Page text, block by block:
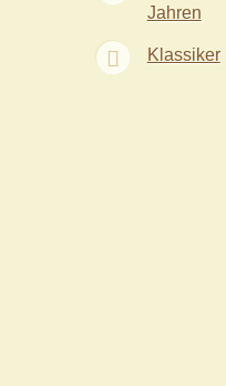
Jahren
Klassiker